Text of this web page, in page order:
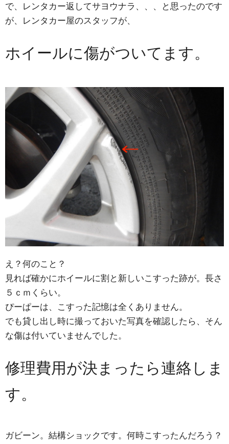
で、レンタカー返してサヨウナラ、、、と思ったのです
が、レンタカー屋のスタッフが、
ホイールに傷がついてます。
え？何のこと？
見れば確かにホイールに割と新しいこすった跡が。長さ
５ｃｍくらい。
ぴーぱーは、こすった記憶は全くありません。
でも貸し出し時に撮っておいた写真を確認したら、そん
な傷は付いていませんでした。
修理費用が決まったら連絡しま
す。
ガビーン。結構ショックです。何時こすったんだろう？